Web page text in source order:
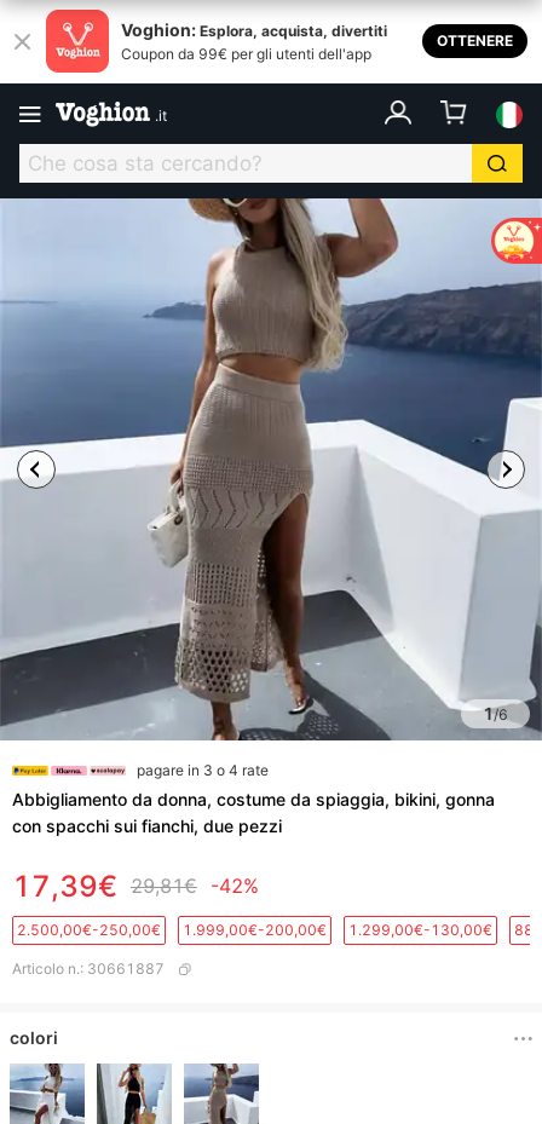
Voghion: Esplora, acquista, divertiti
Coupon da 99€ per gli utenti dell'app
OTTENERE
.it
1/6
pagare in 3 o 4 rate
Abbigliamento da donna, costume da spiaggia, bikini, gonna
con spacchi sui fianchi, due pezzi
17,39€ 29,81€ -42%
2.500,00€-250,00€ 1.999,00€-200,00€ 1.299,00€-130,00€
Articolo n.: 30661887
colori